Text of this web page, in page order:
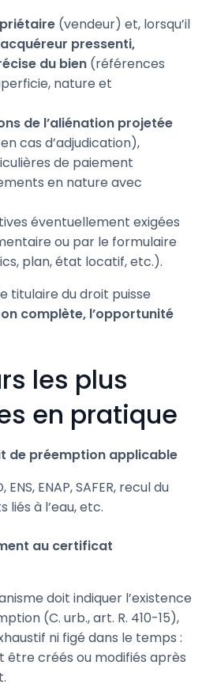
(vendeur) et, lorsqu’il
acquéreur pressenti,
du bien (références
nature et
de l’aliénation projetée
cas d’adjudication),
de paiement
en nature avec
éventuellement exigées
ou par le formulaire
plan, état locatif, etc.).
titulaire du droit puisse
complète, l’opportunité
les plus
en pratique
de préemption applicable
ENAP, SAFER, recul du
à l’eau, etc.
au certificat
doit indiquer l’existence
(C. urb., art. R. 410-15),
ni figé dans le temps :
être créés ou modifiés après